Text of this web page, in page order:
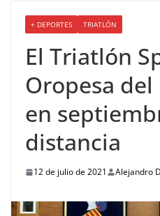
+ DEPORTES TRIATLÓN
El Triatlón
Oropesa
en
distancia
12 de julio de 2021 Alejandro